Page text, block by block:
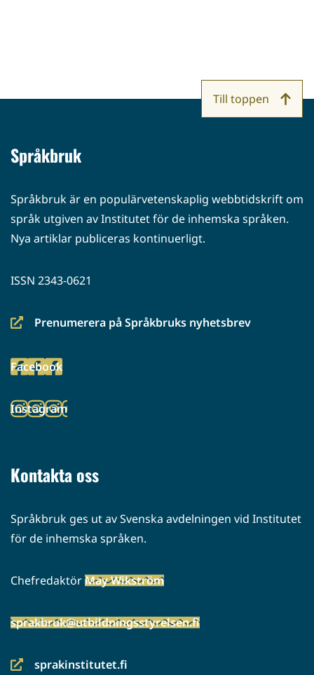
Språkbruk
Språkbruk är en populärvetenskaplig webbtidskrift om
språk utgiven av Institutet för de inhemska språken.
Nya artiklar publiceras kontinuerligt.
ISSN 2343-0621
Prenumerera på Språkbruks nyhetsbrev
(siirryt
palveluun)
Facebook
(siirryt
palveluun)
Instagram
(siirryt
Kontakta oss
Språkbruk ges ut av Svenska avdelningen vid Institutet
för de inhemska språken.
ChefredaktörMay Wikström
sprakbruk@utbildningsstyrelsen.fi
sprakinstitutet.fi
Till toppen